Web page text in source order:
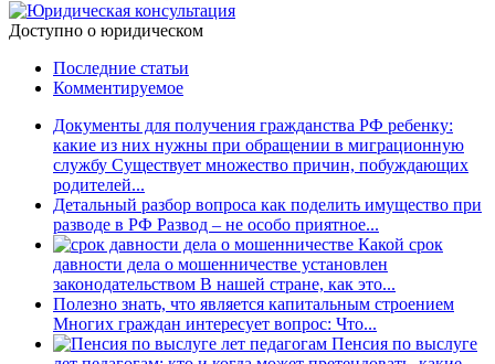
Доступно о юридическом
Последние статьи
Комментируемое
Документы для получения гражданства РФ ребенку:
какие из них нужны при обращении в миграционную
службу Существует множество причин, побуждающих
родителей...
Детальный разбор вопроса как поделить имущество при
разводе в РФ Развод – не особо приятное...
Какой срок
давности дела о мошенничестве установлен
законодательством В нашей стране, как это...
Полезно знать, что является капитальным строением
Многих граждан интересует вопрос: Что...
Пенсия по выслуге